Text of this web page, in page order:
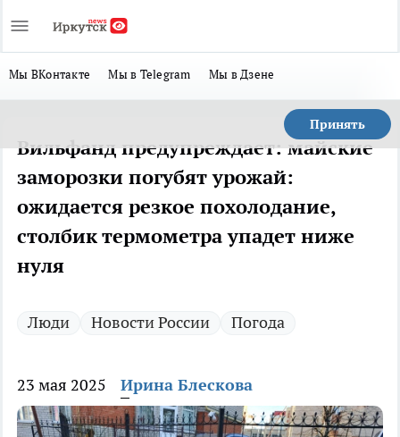
Мы ВКонтакте Мы в Telegram Мы в Дзене
Принять
Вильфанд предупреждает: майские
заморозки погубят урожай:
ожидается резкое похолодание,
столбик термометра упадет ниже
нуля
Люди Новости России Погода
23 мая 2025 Ирина Блескова